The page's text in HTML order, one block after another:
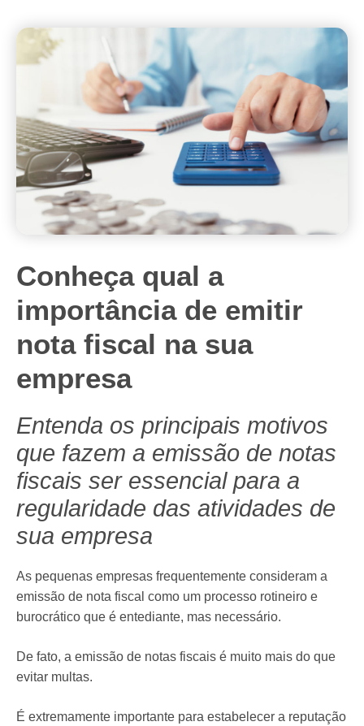
Conheça qual a
importância de emitir
nota fiscal na sua
empresa
Entenda os principais motivos
que fazem a emissão de notas
fiscais ser essencial para a
regularidade das atividades de
sua empresa
As pequenas empresas frequentemente consideram a
emissão de nota fiscal como um processo rotineiro e
burocrático que é entediante, mas necessário.
De fato, a emissão de notas fiscais é muito mais do que
evitar multas.
É extremamente importante para estabelecer a reputação